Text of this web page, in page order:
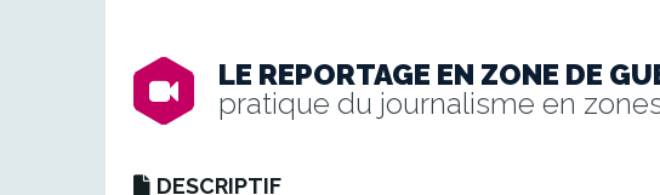
LE REPORTAGE EN ZONE DE
pratique du journalisme en
DESCRIPTIF